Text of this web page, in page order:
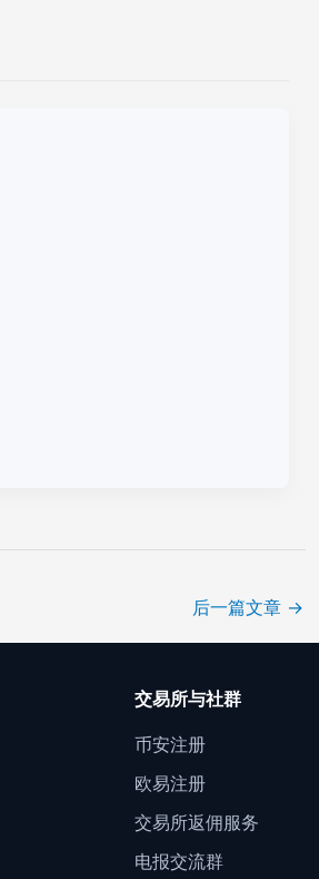
后一篇文章 →
交易所与社群
币安注册
欧易注册
交易所返佣服务
电报交流群